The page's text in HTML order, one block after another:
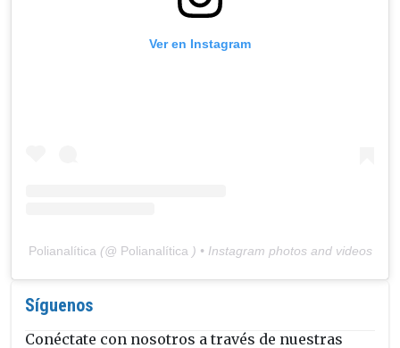
Ver en Instagram
Polianalítica (@ Polianalítica ) • Instagram photos and videos
Síguenos
Conéctate con nosotros a través de nuestras